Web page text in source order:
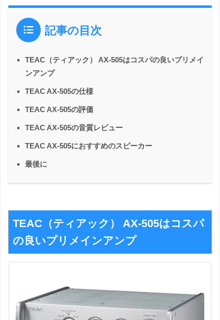
記事の目次
TEAC（ティアック） AX-505はコスパの良いプリメイ
ンアンプ
TEAC AX-505の仕様
TEAC AX-505の評価
TEAC AX-505の音質レビュー
TEAC AX-505におすすめのスピーカー
最後に
TEAC（ティアック） AX-505はコスパ
の良いプリメインアンプ